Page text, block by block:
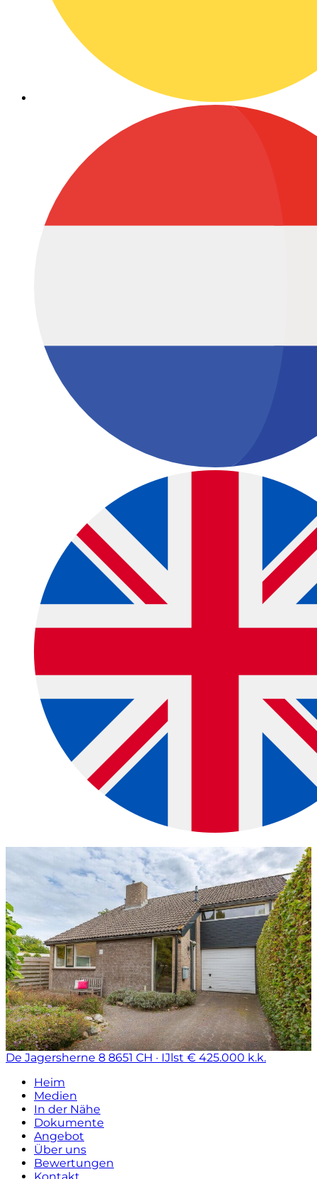
De Jagersherne 8 8651 CH · IJlst € 425.000 k.k.
Heim
Medien
In der Nähe
Dokumente
Angebot
Über uns
Bewertungen
Kontakt